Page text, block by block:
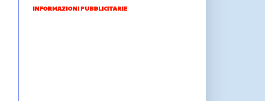
INFORMAZIONI PUBBLICITARIE